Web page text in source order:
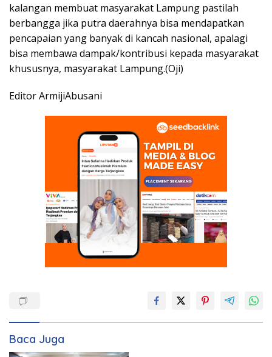
kalangan membuat masyarakat Lampung pastilah
berbangga jika putra daerahnya bisa mendapatkan
pencapaian yang banyak di kancah nasional, apalagi
bisa membawa dampak/kontribusi kepada masyarakat
khususnya, masyarakat Lampung.(Oji)
Editor ArmijiAbusani
Baca Juga